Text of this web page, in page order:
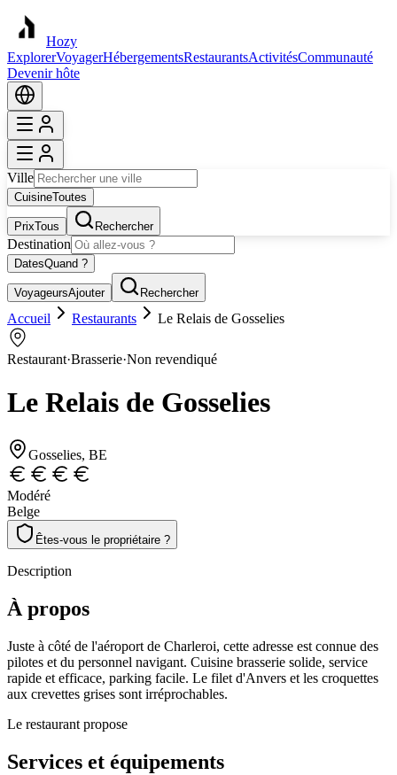
Hozy
ExplorerVoyagerHébergementsRestaurantsActivitésCommunauté
Devenir hôte
Ville
CuisineToutes
PrixTous Rechercher
Destination
DatesQuand ?
VoyageursAjouter Rechercher
Accueil Restaurants Le Relais de Gosselies
Restaurant·Brasserie·Non revendiqué
Le Relais de Gosselies
Gosselies, BE
Modéré
Belge
Êtes-vous le propriétaire ?
Description
À propos
Juste à côté de l'aéroport de Charleroi, cette adresse est connue des
pilotes et du personnel navigant. Cuisine brasserie solide, service
rapide et efficace, parking facile. Le filet d'Anvers et les croquettes
aux crevettes grises sont irréprochables.
Le restaurant propose
Services et équipements